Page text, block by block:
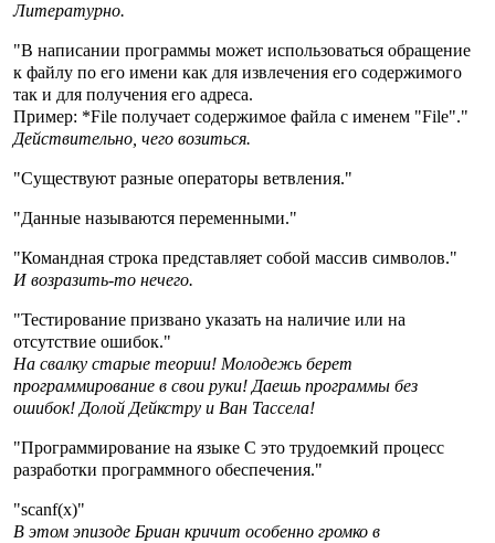
Литературно.
"В написании программы может использоваться обращение
к файлу по его имени как для извлечения его содержимого
так и для получения его адреса.
Пример: *File получает содержимое файла с именем "File"."
Действительно, чего возиться.
"Существуют разные операторы ветвления."
"Данные называются переменными."
"Командная строка представляет собой массив символов."
И возразить-то нечего.
"Тестирование призвано указать на наличие или на
отсутствие ошибок."
На свалку старые теории! Молодежь берет
программирование в свои руки! Даешь программы без
ошибок! Долой Дейкстру и Ван Тассела!
"Программирование на языке С это трудоемкий процесс
разработки программного обеспечения."
"scanf(x)"
В этом эпизоде Бриан кричит особенно громко в